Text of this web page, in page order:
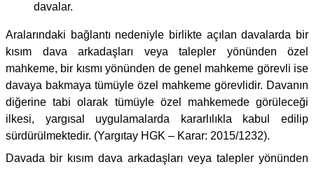
davalar.
Aralarındaki bağlantı nedeniyle birlikte açılan davalarda bir
kısım dava arkadaşları veya talepler yönünden özel
mahkeme, bir kısmı yönünden de genel mahkeme görevli ise
davaya bakmaya tümüyle özel mahkeme görevlidir. Davanın
diğerine tabi olarak tümüyle özel mahkemede görüleceği
ilkesi, yargısal uygulamalarda kararlılıkla kabul edilip
sürdürülmektedir. (Yargıtay HGK – Karar: 2015/1232).
Davada bir kısım dava arkadaşları veya talepler yönünden